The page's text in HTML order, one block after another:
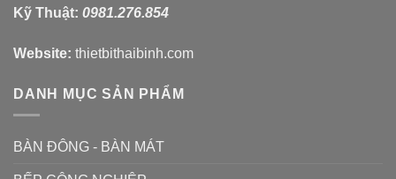
Kỹ Thuật: 0981.276.854
Website: thietbithaibinh.com
DANH MỤC SẢN PHẨM
BÀN ĐÔNG - BÀN MÁT